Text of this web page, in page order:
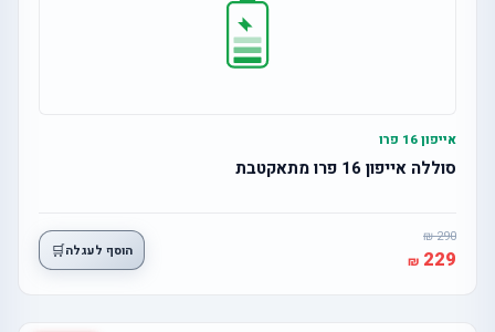
אייפון 16 פרו
סוללה אייפון 16 פרו מתאקטבת
290
229 הוסף לעגלה🛒